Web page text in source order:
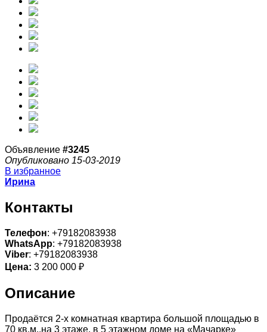
Объявление #3245
Опубликовано 15-03-2019
В избранное
Ирина
Контакты
Телефон: +79182083938
WhatsApp: +79182083938
Viber: +79182083938
Цена: 3 200 000 ₽
Описание
Продаётся 2-х комнатная квартира большой площадью в
70 кв.м.,на 3 этаже, в 5 этажном доме на «Мачарке»